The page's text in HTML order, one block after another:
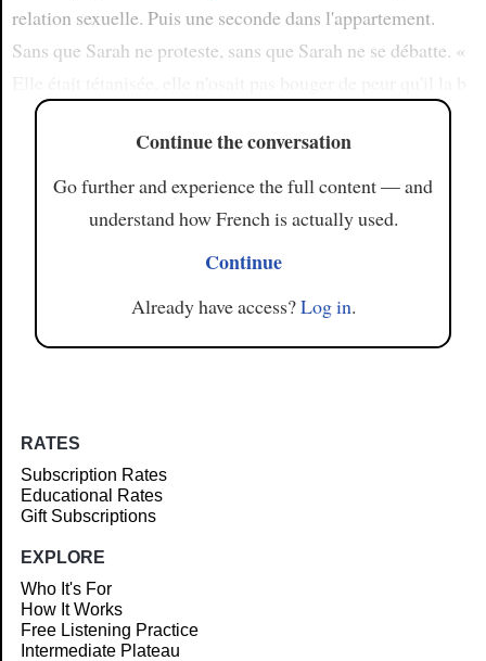
relation sexuelle. Puis une seconde dans l'appartement.
Sans que Sarah ne proteste, sans que Sarah ne se débatte. «
Continue the conversation
Go further and experience the full content — and
understand how French is actually used.
Continue
Already have access?Log in.
RATES
Subscription Rates
Educational Rates
Gift Subscriptions
EXPLORE
Who It's For
How It Works
Free Listening Practice
Intermediate Plateau